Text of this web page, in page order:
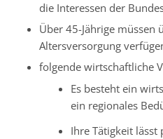
die Interessen der
Über 45-Jährige müssen
Altersversorgung
folgende wirtschaftliche
Es besteht ein
ein regionales
Ihre Tätigkeit